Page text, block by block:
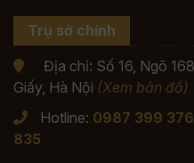
Trụ sở chính
Địa chỉ: Số 16, Ngõ
Giấy, Hà Nội (Xem bản đồ)
Hotline: 0987 399 376
835